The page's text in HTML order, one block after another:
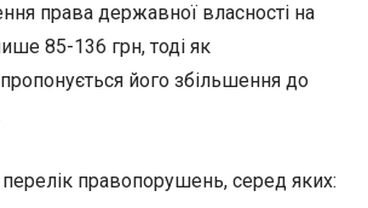
права державної власності на
85-136 грн, тоді як
його збільшення до
правопорушень, серед яких: